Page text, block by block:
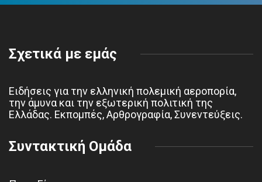
Σχετικά με εμάς
Ειδήσεις για την ελληνική πολεμική αεροπορία,
την άμυνα και την εξωτερική πολιτική της
Ελλάδας. Εκπομπές, Αρθρογραφία, Συνεντεύξεις.
Συντακτική Ομάδα